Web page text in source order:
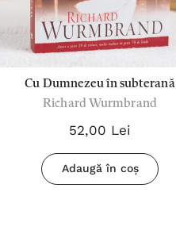
Cu Dumnezeu în subterană
Richard Wurmbrand
52,00 Lei
Adaugă în coș